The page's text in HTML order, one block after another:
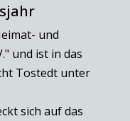
und
und ist in das
Tostedt unter
sich auf das